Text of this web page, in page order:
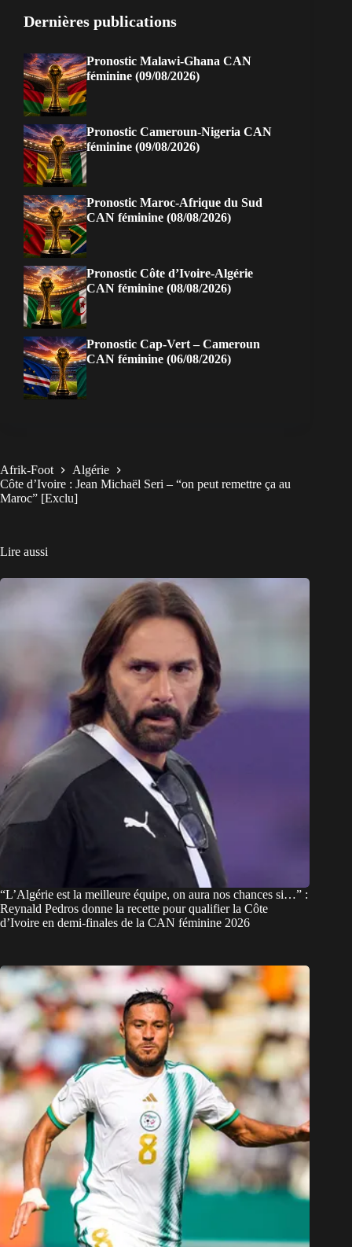
Dernières publications
Pronostic Malawi-Ghana CAN
féminine (09/08/2026)
Pronostic Cameroun-Nigeria CAN
féminine (09/08/2026)
Pronostic Maroc-Afrique du Sud
CAN féminine (08/08/2026)
Pronostic Côte d’Ivoire-Algérie
CAN féminine (08/08/2026)
Pronostic Cap-Vert – Cameroun
CAN féminine (06/08/2026)
Afrik-Foot
Algérie
Côte d’Ivoire : Jean Michaël Seri – “on peut remettre ça au
Maroc” [Exclu]
Lire aussi
“L’Algérie est la meilleure équipe, on aura nos chances si…” :
Reynald Pedros donne la recette pour qualifier la Côte
d’Ivoire en demi-finales de la CAN féminine 2026